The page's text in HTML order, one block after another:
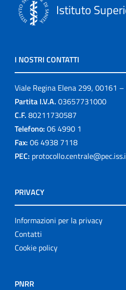
Istituto
I NOSTRI CONTATTI
Viale Regina Elena 299, 00161 –
Partita I.V.A. 03657731000
C.F. 80211730587
Telefono: 06 4990 1
Fax: 06 4938 7118
PEC:
PRIVACY
Informazioni per la privacy
Contatti
Cookie policy
PNRR